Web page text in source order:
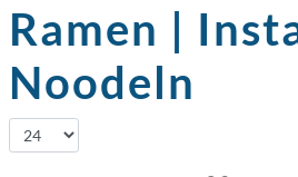
Ramen |
Noodeln